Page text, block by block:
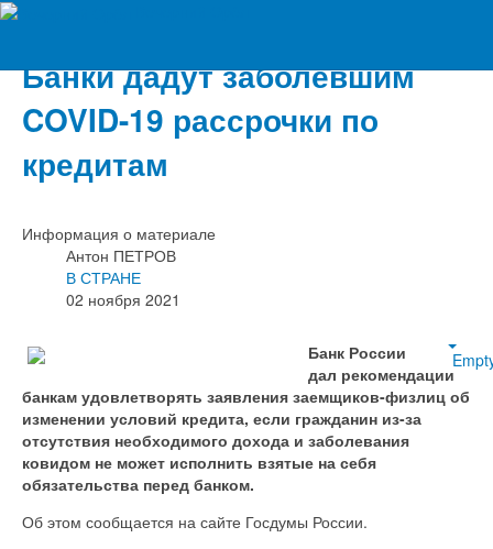
Банки дадут заболевшим
COVID-19 рассрочки по
кредитам
Информация о материале
Антон ПЕТРОВ
В СТРАНЕ
02 ноября 2021
Банк России
дал рекомендации
банкам удовлетворять заявления заемщиков-физлиц об
изменении условий кредита, если гражданин из-за
отсутствия необходимого дохода и заболевания
ковидом не может исполнить взятые на себя
обязательства перед банком.
Об этом сообщается на сайте Госдумы России.